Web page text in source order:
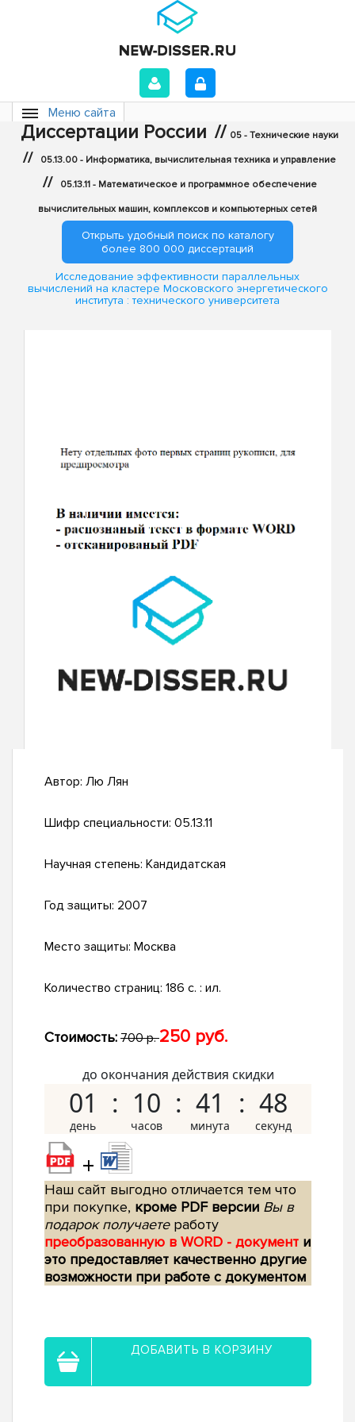
Меню сайта
Диссертации России // 05 - Технические науки
// 05.13.00 - Информатика, вычислительная техника и управление
// 05.13.11 - Математическое и программное обеспечение
вычислительных машин, комплексов и компьютерных сетей
Открыть удобный поиск по каталогу
более 800 000 диссертаций
Исследование эффективности параллельных
вычислений на кластере Московского энергетического
института : технического университета
Автор: Лю Лян
Шифр специальности: 05.13.11
Научная степень: Кандидатская
Год защиты: 2007
Место защиты: Москва
Количество страниц: 186 с. : ил.
Стоимость: 700 р.250 руб.
до окончания действия скидки
01 10 41 47
+
Наш сайт выгодно отличается тем что
при покупке, кроме PDF версии Вы в
подарок получаетеработу
преобразованную в WORD - документ и
это предоставляет качественно другие
возможности при работе с документом
ДОБАВИТЬ В КОРЗИНУ